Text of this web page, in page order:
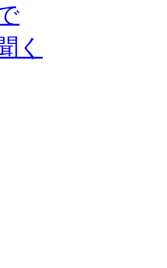
く